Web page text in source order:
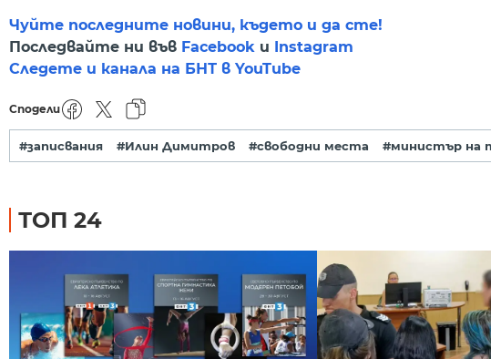
Чуйте последните новини, където и да сте!
Последвайте ни във Facebook и Instagram
Следете и канала на БНТ в YouTube
Сподели
#записвания #Илин Димитров #свободни места #министър на
ТОП 24